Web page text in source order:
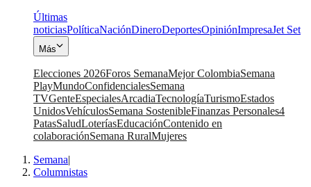
Últimas
noticiasPolíticaNaciónDineroDeportesOpiniónImpresaJet Set
Más
Elecciones 2026Foros SemanaMejor ColombiaSemana
PlayMundoConfidencialesSemana
TVGenteEspecialesArcadiaTecnologíaTurismoEstados
UnidosVehículosSemana SostenibleFinanzas Personales4
PatasSaludLoteríasEducaciónContenido en
colaboraciónSemana RuralMujeres
Semana|
Columnistas